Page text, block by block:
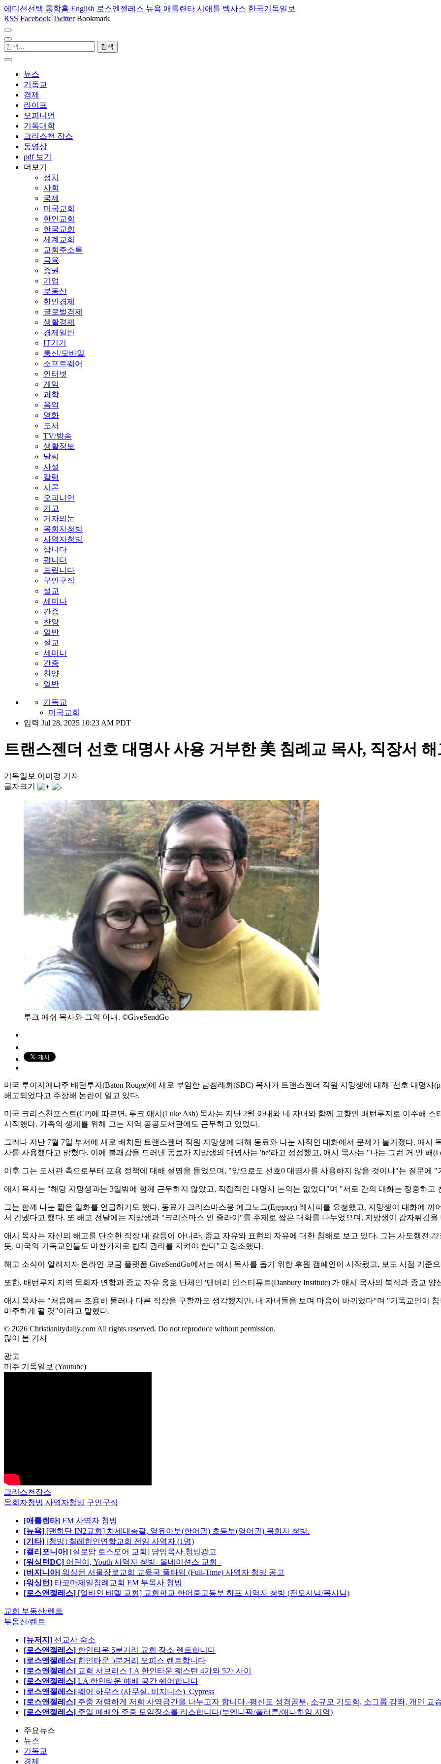
에디션선택 통합홈 English 로스엔젤레스 뉴욕 애틀랜타 시애틀 텍사스 한국기독일보
RSS Facebook Twitter Bookmark
뉴스
기독교
경제
라이프
오피니언
기독대학
크리스천 잡스
동영상
pdf 보기
더보기
정치
사회
국제
미국교회
한인교회
한국교회
세계교회
교회주소록
금융
증권
기업
부동산
한인경제
글로벌경제
생활경제
경제일반
IT기기
통신/모바일
소프트웨어
인터넷
게임
과학
음악
영화
도서
TV/방송
생활정보
날씨
사설
칼럼
시론
오피니언
기고
기자의눈
목회자청빙
사역자청빙
삽니다
팝니다
드립니다
구인구직
설교
세미나
간증
찬양
일반
설교
세미나
간증
찬양
일반
기독교
미국교회
입력 Jul 28, 2025 10:23 AM PDT
트랜스젠더 선호 대명사 사용 거부한 美 침례교 목사, 직장서
기독일보 이미경 기자
글자크기
루크 애쉬 목사와 그의 아내. ©GiveSendGo
미국 루이지애나주 배턴루지(Baton Rouge)에 새로 부임한 남침례회(SBC) 목사가 트랜스젠더 직원 지망생에 대해 '선호 대명사
해고되었다고 주장해 논란이 일고 있다.
미국 크리스천포스트(CP)에 따르면, 루크 애시(Luke Ash) 목사는 지난 2월 아내와 네 자녀와 함께 고향인 배턴루지로 이주해 스
시작했다. 가족의 생계를 위해 그는 지역 공공도서관에도 근무하고 있었다.
그러나 지난 7월 7일 부서에 새로 배치된 트랜스젠더 직원 지망생에 대해 동료와 나눈 사적인 대화에서 문제가 불거졌다. 애시
사를 사용했다고 밝혔다. 이에 불쾌감을 드러낸 동료가 지망생의 대명사는 'he'라고 정정했고, 애시 목사는 "나는 그런 거 안 해(I
이후 그는 도서관 측으로부터 포용 정책에 대해 설명을 들었으며, "앞으로도 선호0 대명사를 사용하지 않을 것이냐"는 질문에
애시 목사는 "해당 지망생과는 3일밖에 함께 근무하지 않았고, 직접적인 대명사 논의는 없었다"며 "서로 간의 대화는 정중하고
그는 함께 나눈 짧은 일화를 언급하기도 했다. 동료가 크리스마스용 에그노그(Eggnog) 레시피를 요청했고, 지망생이 대화에
서 건넸다고 했다. 또 해고 전날에는 지망생과 "크리스마스 인 줄라이"를 주제로 짧은 대화를 나누었으며, 지망생이 감자튀김
애시 목사는 자신의 해고를 단순한 직장 내 갈등이 아니라, 종교 자유와 표현의 자유에 대한 침해로 보고 있다. 그는 사도행전
듯, 미국의 기독교인들도 마찬가지로 법적 권리를 지켜야 한다"고 강조했다.
해고 소식이 알려지자 온라인 모금 플랫폼 GiveSendGo에서는 애시 목사를 돕기 위한 후원 캠페인이 시작됐고, 보도 시점 기준
또한, 배턴루지 지역 목회자 연합과 종교 자유 옹호 단체인 '댄버리 인스티튜트(Danbury Institute)'가 애시 목사의 복직과 종교
애시 목사는 "처음에는 조용히 물러나 다른 직장을 구할까도 생각했지만, 내 자녀들을 보며 마음이 바뀌었다"며 "기독교인이
마주하게 될 것"이라고 말했다.
© 2026 Christianitydaily.com All rights reserved. Do not reproduce without permission.
많이 본 기사
광고
미주 기독일보 (Youtube)
크리스천잡스
목회자청빙 사역자청빙 구인구직
[애틀랜타] EM 사역자 청빙
[뉴욕] [맨하탄 IN2교회] 차세대총괄, 영유아부(한어권) 초등부(영어권) 목회자 청빙.
[기타] [청빙] 칠레한인연합교회 전임 사역자 (1명)
[캘리포니아] [실로암 로스모어 교회] 담임목사 청빙광고
[워싱턴DC] 어린이, Youth 사역자 청빙- 올네이션스 교회 -
[버지니아] 워싱턴 서울장로교회 교육국 풀타임 (Full-Time) 사역자 청빙 공고
[워싱턴] 타코마제일침례교회 EM 부목사 청빙
[로스앤젤레스] [얼바인 베델 교회] 교회학교 한어중고등부 하프 사역자 청빙 (전도사님/목사님)
교회 부동산/렌트
부동산/렌트
[뉴저지] 선교사 숙소
[로스앤젤레스] 한인타운 5분거리 교회 장소 렌트합니다
[로스앤젤레스] 한인타운 5분거리 오피스 렌트합니다
[로스앤젤레스] 교회 서브리스 LA 한인타운 웨스턴 4가와 5가 사이
[로스앤젤레스] LA 한인타운 예배 공간 쉐어합니다
[로스앤젤레스] 웨어 하우스 (사무실, 비지니스)_Cypress
[로스앤젤레스] 주중 저렴하게 저희 사역공간을 나누고자 합니다.-평신도 성경공부, 소규모 기도회, 소그룹 강좌, 개인 교
[로스앤젤레스] 주일 예배와 주중 모임장소를 리스합니다(부엔나팍/풀러튼/애나하임 지역)
주요뉴스
뉴스
기독교
경제